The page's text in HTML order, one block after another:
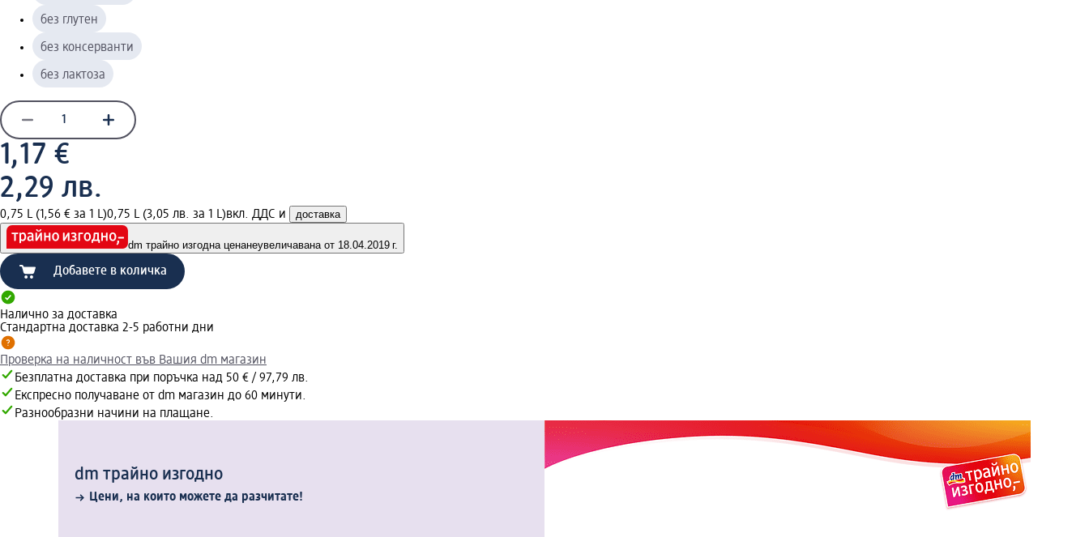
без глутен
без консерванти
без лактоза
1,17 €
2,29 лв.
0,75 L (1,56 € за 1 L)0,75 L (3,05 лв. за 1 L)вкл. ДДС и доставка
dm трайно изгодна ценанеувеличавана от 18.04.2019 г.
Добавете в количка
Налично за доставка
Стандартна доставка 2-5 работни дни
Проверка на наличност във Вашия dm магазин
Безплатна доставка при поръчка над 50 € / 97,79 лв.
Експресно получаване от dm магазин до 60 минути.
Разнообразни начини на плащане.
dm трайно изгодно
Цени, на които можете да разчитате!